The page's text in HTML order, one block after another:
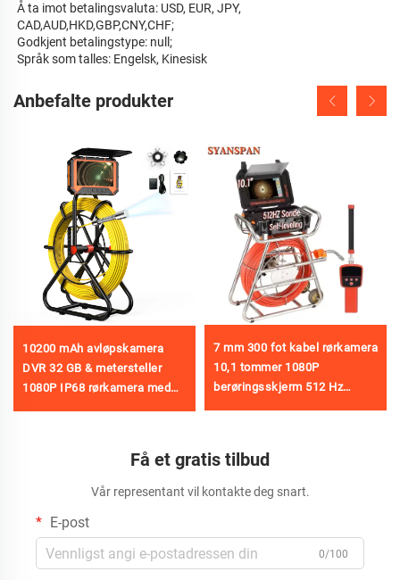
Å ta imot betalingsvaluta: USD, EUR, JPY,
CAD,AUD,HKD,GBP,CNY,CHF;
Godkjent betalingstype: null;
Språk som talles: Engelsk, Kinesisk
Anbefalte produkter
10200 mAh avløpskamera
DVR 32 GB & metersteller
1080P IP68 rørkamera med
7 mm 300 fot kabel rørkamera
10,1 tommer 1080P
berøringsskjerm 512 Hz
lokator
Få et gratis tilbud
Vår representant vil kontakte deg snart.
E-post
0/100